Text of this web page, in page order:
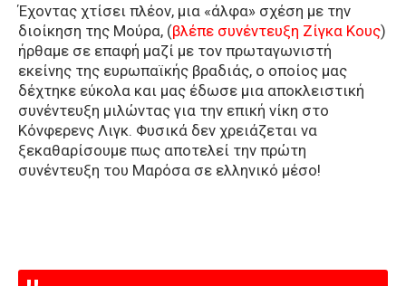
Έχοντας χτίσει πλέον, μια «άλφα» σχέση με την
διοίκηση της Μούρα, (βλέπε συνέντευξη Ζίγκα Κους)
ήρθαμε σε επαφή μαζί με τον πρωταγωνιστή
εκείνης της ευρωπαϊκής βραδιάς, ο οποίος μας
δέχτηκε εύκολα και μας έδωσε μια αποκλειστική
συνέντευξη μιλώντας για την επική νίκη στο
Κόνφερενς Λιγκ. Φυσικά δεν χρειάζεται να
ξεκαθαρίσουμε πως αποτελεί την πρώτη
συνέντευξη του Μαρόσα σε ελληνικό μέσο!